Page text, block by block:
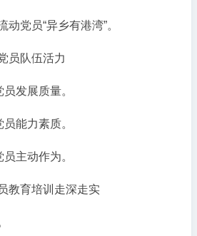
党员“异乡有港湾”。
员队伍活力
发展质量。
能力素质。
主动作为。
教育培训走深走实